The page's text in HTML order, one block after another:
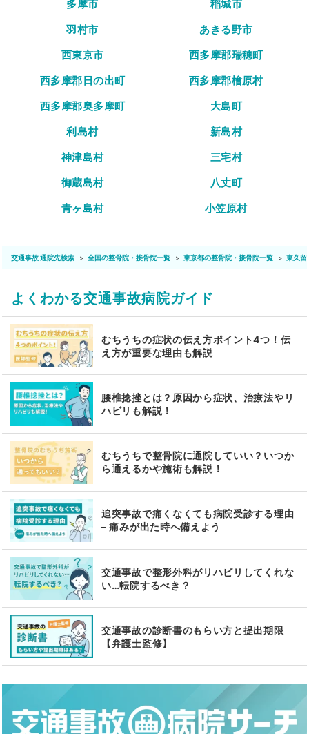
多摩市
稲城市
羽村市
あきる野市
西東京市
西多摩郡瑞穂町
西多摩郡日の出町
西多摩郡檜原村
西多摩郡奥多摩町
大島町
利島村
新島村
神津島村
三宅村
御蔵島村
八丈町
青ヶ島村
小笠原村
交通事故 通院先検索 全国の整骨院・接骨院一覧 東京都の整骨院・接骨院一覧 東久留
よくわかる交通事故病院ガイド
むちうちの症状の伝え方ポイント4つ！伝
え方が重要な理由も解説
腰椎捻挫とは？原因から症状、治療法やリ
ハビリも解説！
むちうちで整骨院に通院していい？いつか
ら通えるかや施術も解説！
追突事故で痛くなくても病院受診する理由
– 痛みが出た時へ備えよう
交通事故で整形外科がリハビリしてくれな
い…転院するべき？
交通事故の診断書のもらい方と提出期限
【弁護士監修】